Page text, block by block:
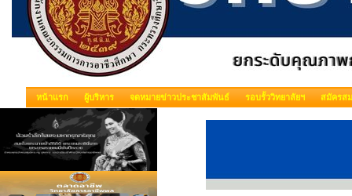
หน้าแรก ผู้บริหาร จดหมายข่าวประชาสัมพันธ์ รอบรั้ววิทยาลัยฯ สมัครส